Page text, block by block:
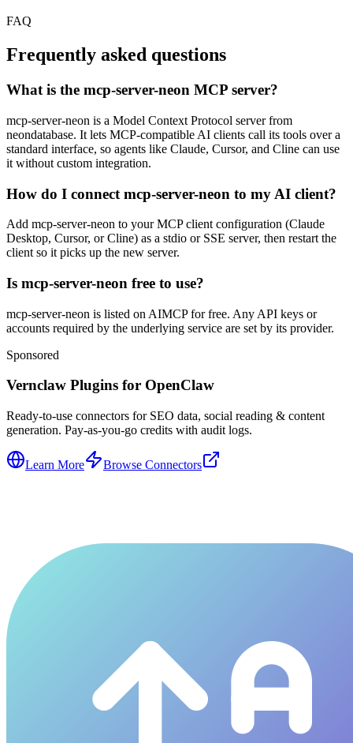
FAQ
Frequently asked questions
What is the mcp-server-neon MCP server?
mcp-server-neon is a Model Context Protocol server from
neondatabase. It lets MCP-compatible AI clients call its tools over a
standard interface, so agents like Claude, Cursor, and Cline can use
it without custom integration.
How do I connect mcp-server-neon to my AI client?
Add mcp-server-neon to your MCP client configuration (Claude
Desktop, Cursor, or Cline) as a stdio or SSE server, then restart the
client so it picks up the new server.
Is mcp-server-neon free to use?
mcp-server-neon is listed on AIMCP for free. Any API keys or
accounts required by the underlying service are set by its provider.
Sponsored
Vernclaw Plugins for OpenClaw
Ready-to-use connectors for SEO data, social reading & content
generation. Pay-as-you-go credits with audit logs.
Learn More Browse Connectors